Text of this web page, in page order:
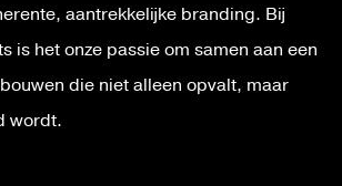
aantrekkelijke branding. Bij
is het onze passie om samen aan een
die niet alleen opvalt, maar
wordt.